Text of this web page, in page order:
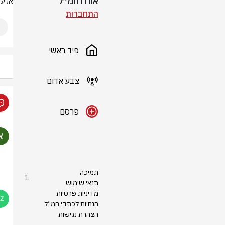
התחברות
פיד ראשי
צבע אדום
פרסם
תמיכה
תנאי שימוש
מדיניות פרטיות
הנחיות לכתבי חמ״ל
הצהרת נגישות
1